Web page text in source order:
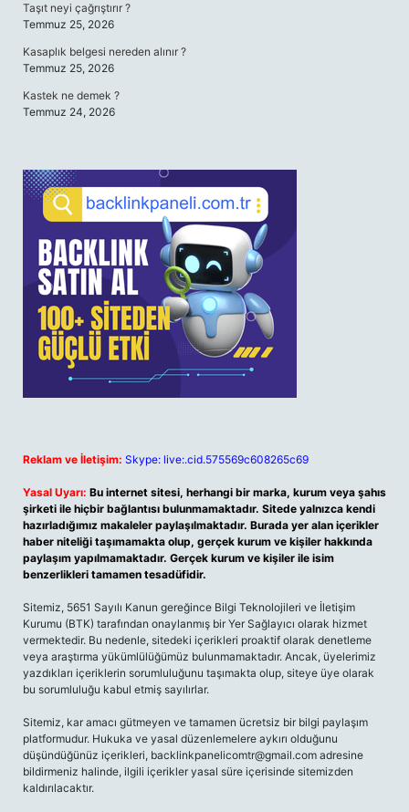
Taşıt neyi çağrıştırır ?
Temmuz 25, 2026
Kasaplık belgesi nereden alınır ?
Temmuz 25, 2026
Kastek ne demek ?
Temmuz 24, 2026
Reklam ve İletişim: Skype: live:.cid.575569c608265c69
Yasal Uyarı: Bu internet sitesi, herhangi bir marka, kurum veya şahıs
şirketi ile hiçbir bağlantısı bulunmamaktadır. Sitede yalnızca kendi
hazırladığımız makaleler paylaşılmaktadır. Burada yer alan içerikler
haber niteliği taşımamakta olup, gerçek kurum ve kişiler hakkında
paylaşım yapılmamaktadır. Gerçek kurum ve kişiler ile isim
benzerlikleri tamamen tesadüfidir.
Sitemiz, 5651 Sayılı Kanun gereğince Bilgi Teknolojileri ve İletişim
Kurumu (BTK) tarafından onaylanmış bir Yer Sağlayıcı olarak hizmet
vermektedir. Bu nedenle, sitedeki içerikleri proaktif olarak denetleme
veya araştırma yükümlülüğümüz bulunmamaktadır. Ancak, üyelerimiz
yazdıkları içeriklerin sorumluluğunu taşımakta olup, siteye üye olarak
bu sorumluluğu kabul etmiş sayılırlar.
Sitemiz, kar amacı gütmeyen ve tamamen ücretsiz bir bilgi paylaşım
platformudur. Hukuka ve yasal düzenlemelere aykırı olduğunu
düşündüğünüz içerikleri, backlinkpanelicomtr@gmail.com adresine
bildirmeniz halinde, ilgili içerikler yasal süre içerisinde sitemizden
kaldırılacaktır.